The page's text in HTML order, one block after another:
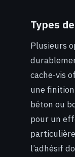
Types
Plusieurs
cache-vis
une
béton ou
pour un
l’adhésif